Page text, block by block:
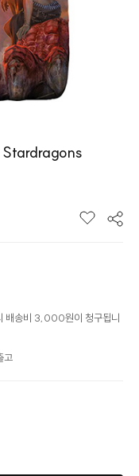
Stardragons
배송비 3,000원이 청구됩니
고